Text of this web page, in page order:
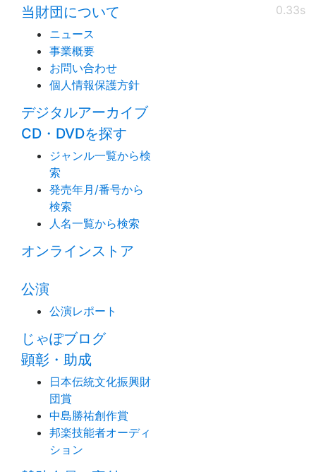
0.33s
当財団について
ニュース
事業概要
お問い合わせ
個人情報保護方針
デジタルアーカイブ
CD・DVDを探す
ジャンル一覧から検
索
発売年月/番号から
検索
人名一覧から検索
オンラインストア
公演
公演レポート
じゃぽブログ
顕彰・助成
日本伝統文化振興財
団賞
中島勝祐創作賞
邦楽技能者オーディ
ション